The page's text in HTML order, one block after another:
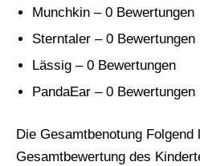
Munchkin – 0 Bewertungen
Sterntaler – 0 Bewertungen
Lässig – 0 Bewertungen
PandaEar – 0 Bewertungen
Die Gesamtbenotung
Gesamtbewertung des